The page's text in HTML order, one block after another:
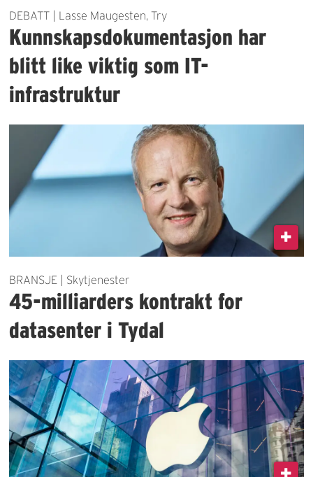
DEBATT | Lasse Maugesten, Try
Kunnskapsdokumentasjon har
blitt like viktig som IT-
infrastruktur
BRANSJE | Skytjenester
45-milliarders kontrakt for
datasenter i Tydal